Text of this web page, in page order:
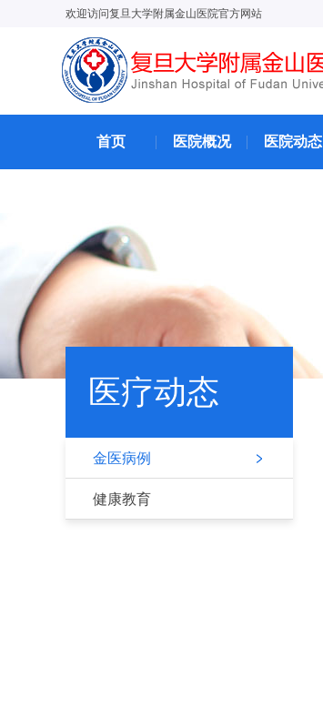
欢迎访问复旦大学附属金山医院官方网站
首页 医院概况 医院动态
医疗动态
金医病例
健康教育